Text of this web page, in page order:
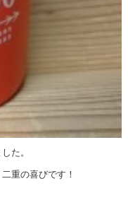
た。
重の喜びです！